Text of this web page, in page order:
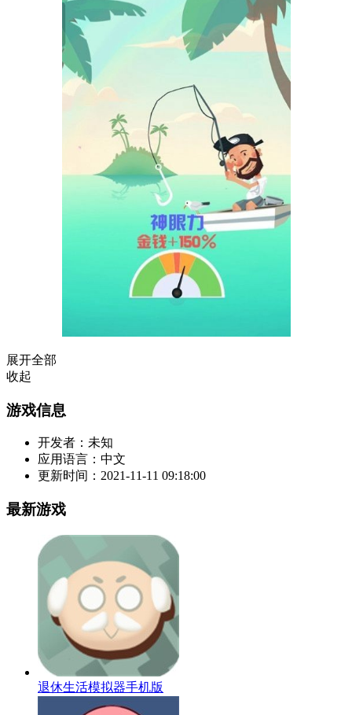
展开全部
收起
游戏信息
开发者： 未知
应用语言： 中文
更新时间： 2021-11-11 09:18:00
最新游戏
退休生活模拟器手机版